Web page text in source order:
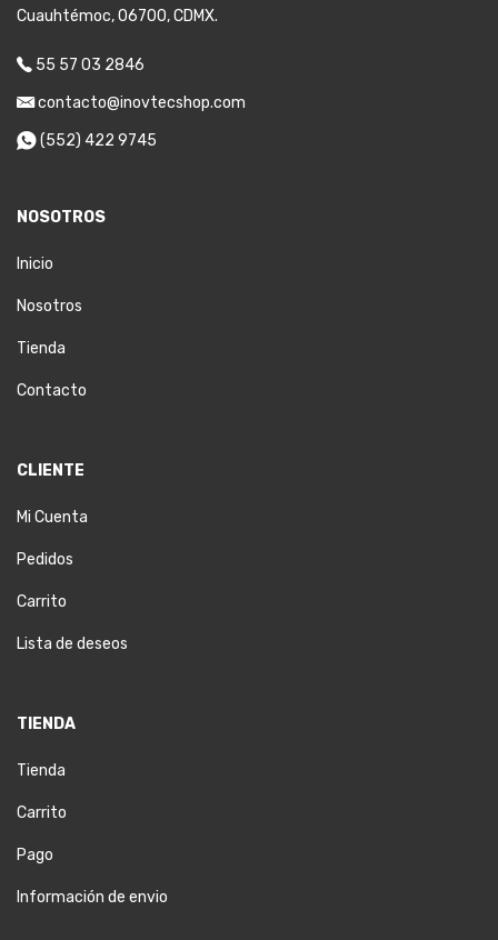
Cuauhtémoc, 06700, CDMX.
55 57 03 2846
contacto@inovtecshop.com
(552) 422 9745
NOSOTROS
Inicio
Nosotros
Tienda
Contacto
CLIENTE
Mi Cuenta
Pedidos
Carrito
Lista de deseos
TIENDA
Tienda
Carrito
Pago
Información de envio